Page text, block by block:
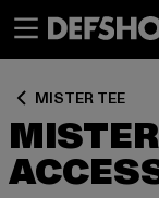
MISTER TEE